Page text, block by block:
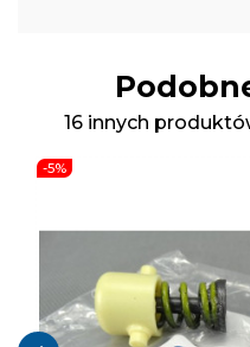
16 innych
-5%